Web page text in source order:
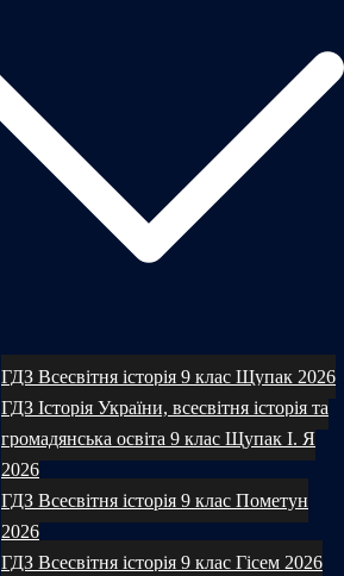
ГДЗ Всесвітня історія 9 клас Щупак 2026
ГДЗ Історія України, всесвітня історія та
громадянська освіта 9 клас Щупак І. Я
2026
ГДЗ Всесвітня історія 9 клас Пометун
2026
ГДЗ Всесвітня історія 9 клас Гісем 2026